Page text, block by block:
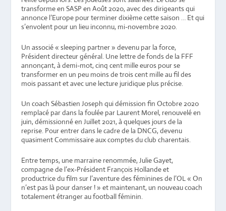
transforme en SASP en Août 2020, avec des dirigeants qui
annonce l’Europe pour terminer dixième cette saison … Et qui
s’envolent pour un lieu inconnu, mi-novembre 2020.
Un associé « sleeping partner » devenu par la force,
Président directeur général. Une lettre de fonds de la FFF
annonçant, à demi-mot, cinq cent mille euros pour se
transformer en un peu moins de trois cent mille au fil des
mois passant et avec une lecture juridique plus précise.
Un coach Sébastien Joseph qui démission fin Octobre 2020
remplacé par dans la foulée par Laurent Morel, renouvelé en
juin, démissionné en Juillet 2021, à quelques jours de la
reprise. Pour entrer dans le cadre de la DNCG, devenu
quasiment Commissaire aux comptes du club charentais.
Entre temps, une marraine renommée, Julie Gayet,
compagne de l’ex-Président François Hollande et
productrice du film sur l’aventure des féminines de l’OL « On
n’est pas là pour danser ! » et maintenant, un nouveau coach
totalement étranger au football féminin.